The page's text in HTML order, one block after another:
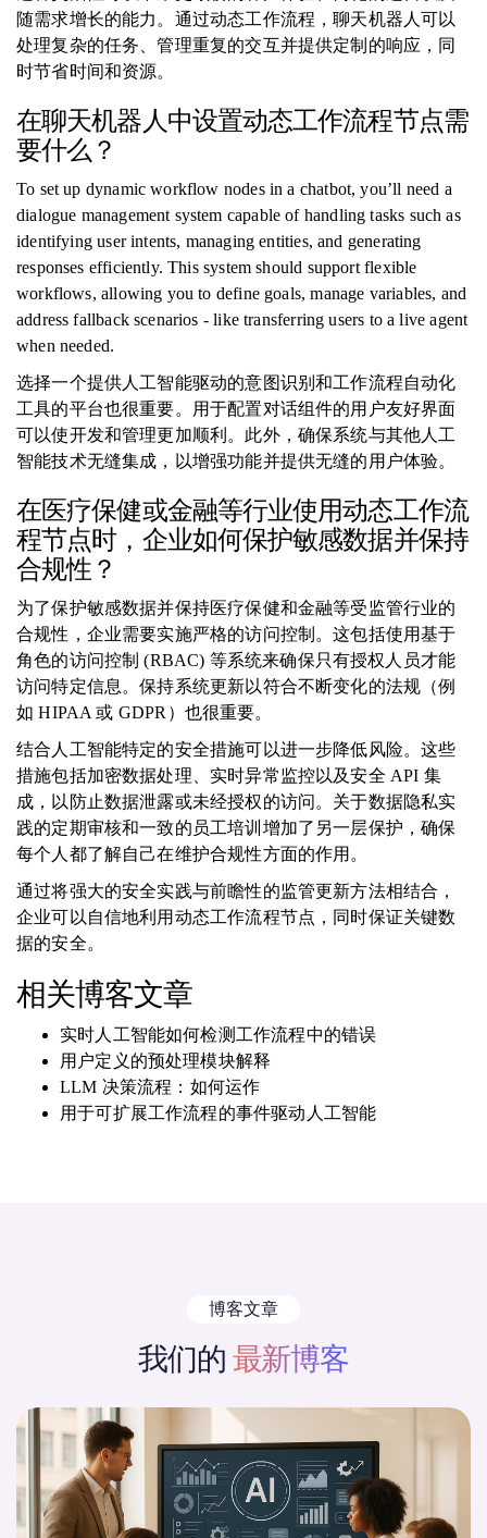
随需求增长的能力。通过动态工作流程，聊天机器人可以
处理复杂的任务、管理重复的交互并提供定制的响应，同
时节省时间和资源。
在聊天机器人中设置动态工作流程节点需
要什么？
To set up dynamic workflow nodes in a chatbot, you’ll need a
dialogue management system capable of handling tasks such as
identifying user intents, managing entities, and generating
responses efficiently. This system should support flexible
workflows, allowing you to define goals, manage variables, and
address fallback scenarios - like transferring users to a live agent
when needed.
选择一个提供人工智能驱动的意图识别和工作流程自动化
工具的平台也很重要。用于配置对话组件的用户友好界面
可以使开发和管理更加顺利。此外，确保系统与其他人工
智能技术无缝集成，以增强功能并提供无缝的用户体验。
在医疗保健或金融等行业使用动态工作流
程节点时，企业如何保护敏感数据并保持
合规性？
为了保护敏感数据并保持医疗保健和金融等受监管行业的
合规性，企业需要实施严格的访问控制。这包括使用基于
角色的访问控制 (RBAC) 等系统来确保只有授权人员才能
访问特定信息。保持系统更新以符合不断变化的法规（例
如 HIPAA 或 GDPR）也很重要。
结合人工智能特定的安全措施可以进一步降低风险。这些
措施包括加密数据处理、实时异常监控以及安全 API 集
成，以防止数据泄露或未经授权的访问。关于数据隐私实
践的定期审核和一致的员工培训增加了另一层保护，确保
每个人都了解自己在维护合规性方面的作用。
通过将强大的安全实践与前瞻性的监管更新方法相结合，
企业可以自信地利用动态工作流程节点，同时保证关键数
据的安全。
相关博客文章
实时人工智能如何检测工作流程中的错误
用户定义的预处理模块解释
LLM 决策流程：如何运作
用于可扩展工作流程的事件驱动人工智能
博客文章
我们的 最新博客